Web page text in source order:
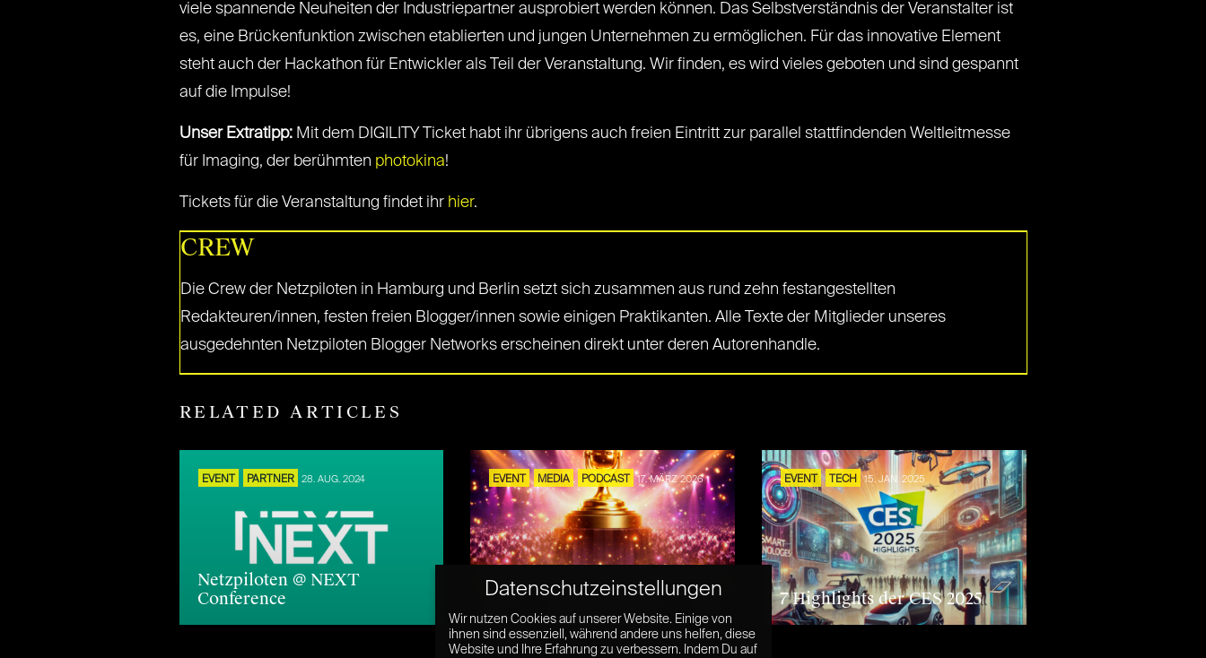
viele spannende Neuheiten der Industriepartner ausprobiert werden können. Das Selbstverständnis der Veranstalter ist
es, eine Brückenfunktion zwischen etablierten und jungen Unternehmen zu ermöglichen. Für das innovative Element
steht auch der Hackathon für Entwickler als Teil der Veranstaltung. Wir finden, es wird vieles geboten und sind gespannt
auf die Impulse!
Unser Extratipp:Mit dem DIGILITY Ticket habt ihr übrigens auch freien Eintritt zur parallel stattfindenden Weltleitmesse
für Imaging, der berühmten photokina!
Tickets für die Veranstaltung findet ihr hier.
CREW
Die Crew der Netzpiloten in Hamburg und Berlin setzt sich zusammen aus rund zehn festangestellten
Redakteuren/innen, festen freien Blogger/innen sowie einigen Praktikanten. Alle Texte der Mitglieder unseres
ausgedehnten Netzpiloten Blogger Networks erscheinen direkt unter deren Autorenhandle.
RELATED ARTICLES
EVENT PARTNER 28. AUG. 2024
Netzpiloten @ NEXT
Conference
EVENT MEDIA PODCAST 17. MÄRZ 2026
YouTube Podcast Awards
2026
EVENT TECH 15. JAN. 2025
7 Highlights der CES 2025
Datenschutzeinstellungen
Wir nutzen Cookies auf unserer Website. Einige von
ihnen sind essenziell, während andere uns helfen, diese
Website und Ihre Erfahrung zu verbessern. Indem Du auf